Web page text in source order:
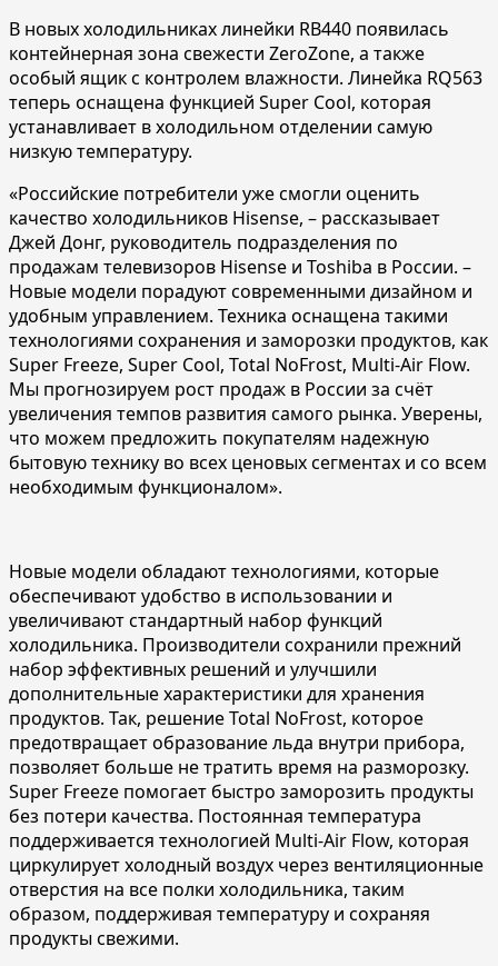
В новых холодильниках линейки RB440 появилась
контейнерная зона свежести ZeroZone, а также
особый ящик с контролем влажности. Линейка RQ563
теперь оснащена функцией Super Cool, которая
устанавливает в холодильном отделении самую
низкую температуру.
«Российские потребители уже смогли оценить
качество холодильников Hisense, – рассказывает
Джей Донг, руководитель подразделения по
продажам телевизоров Hisense и Toshiba в России. –
Новые модели порадуют современными дизайном и
удобным управлением. Техника оснащена такими
технологиями сохранения и заморозки продуктов, как
Super Freeze, Super Cool, Total NoFrost, Multi-Air Flow.
Мы прогнозируем рост продаж в России за счёт
увеличения темпов развития самого рынка. Уверены,
что можем предложить покупателям надежную
бытовую технику во всех ценовых сегментах и со всем
необходимым функционалом».
Новые модели обладают технологиями, которые
обеспечивают удобство в использовании и
увеличивают стандартный набор функций
холодильника. Производители сохранили прежний
набор эффективных решений и улучшили
дополнительные характеристики для хранения
продуктов. Так, решение Total NoFrost, которое
предотвращает образование льда внутри прибора,
позволяет больше не тратить время на разморозку.
Super Freeze помогает быстро заморозить продукты
без потери качества. Постоянная температура
поддерживается технологией Multi-Air Flow, которая
циркулирует холодный воздух через вентиляционные
отверстия на все полки холодильника, таким
образом, поддерживая температуру и сохраняя
продукты свежими.